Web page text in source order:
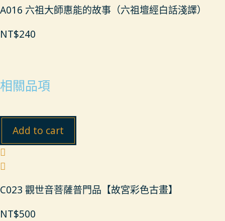
A016 六祖大師惠能的故事（六祖壇經白話淺譯）
NT$240
相關品項
Add to cart
C023 觀世音菩薩普門品【故宮彩色古畫】
NT$500